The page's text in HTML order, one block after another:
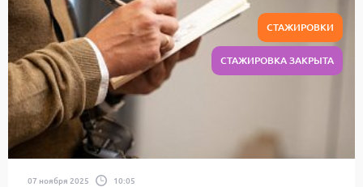
СТАЖИРОВКИ
СТАЖИРОВКА ЗАКРЫТА
07 ноября 2025 10:05